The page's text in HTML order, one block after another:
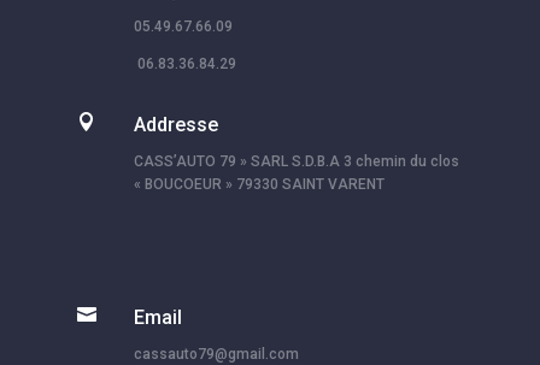
05.49.67.66.09
06.83.36.84.29
 Addresse
CASS’AUTO 79 » SARL S.D.B.A 3 chemin du clos
« BOUCOEUR » 79330 SAINT VARENT
 Email
cassauto79@gmail.com